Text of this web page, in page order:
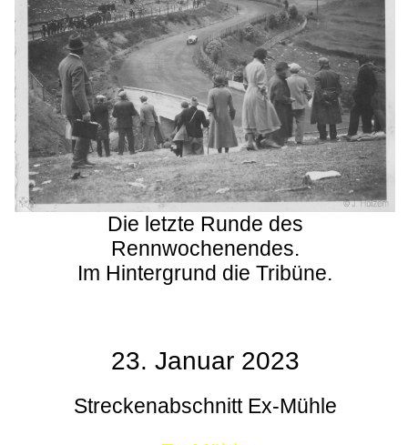
Die letzte Runde des
Rennwochenendes.
Im Hintergrund die Tribüne.
23. Januar 2023
Streckenabschnitt Ex-Mühle